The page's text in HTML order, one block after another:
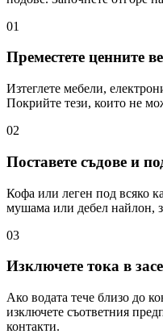
01
Преместете ценните
Изтеглете мебели,
Покрийте тези, които не
02
Поставете съдове и
Кофа или леген под всяко
мушама или дебел найлон,
03
Изключете тока в
Ако водата тече близо до
изключете съответния
контакти.